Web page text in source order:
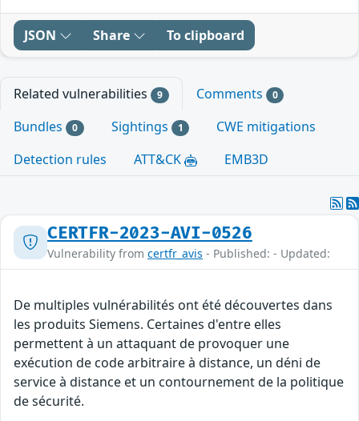
JSON Share To clipboard
Related vulnerabilities 9 Comments 0
Bundles 0 Sightings 1
CWE mitigations
Detection rules
ATT&CK EMB3D
CERTFR-2023-AVI-0526
Vulnerability from certfr_avis - Published: - Updated:
De multiples vulnérabilités ont été découvertes dans
les produits Siemens. Certaines d'entre elles
permettent à un attaquant de provoquer une
exécution de code arbitraire à distance, un déni de
service à distance et un contournement de la politique
de sécurité.